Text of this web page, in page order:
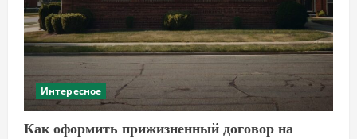
Интересное
Как оформить прижизненный договор на